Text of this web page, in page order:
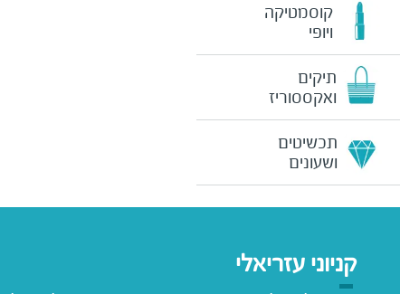
קוסמטיקה
ויופי
תיקים
ואקססוריז
תכשיטים
ושעונים
קניוני עזריאלי